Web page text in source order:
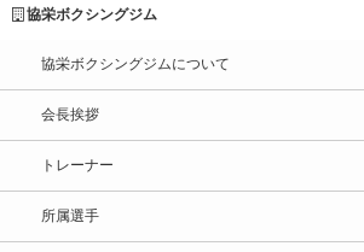
協栄ボクシングジム
協栄ボクシングジムについて
会長挨拶
トレーナー
所属選手